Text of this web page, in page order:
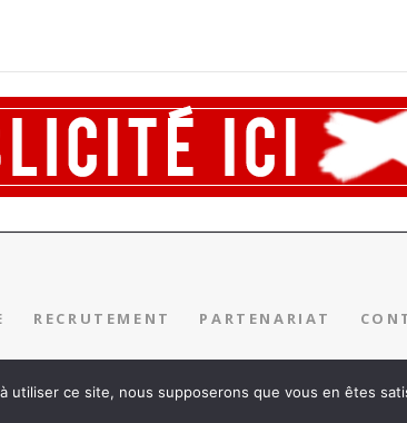
RECRUTEMENT PARTENARIAT
utiliser ce site, nous supposerons que vous en êtes